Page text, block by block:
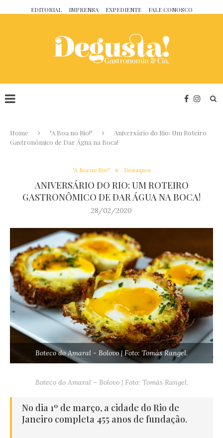
EDITORIAL IMPRENSA EXPEDIENTE FALE CONOSCO
Home "A Boa no Rio!"
Aniversário do Rio: Um Roteiro
Gastronômico de Dar Água na Boca!
"A Boa no Rio!" Destaques
ANIVERSÁRIO DO RIO: UM ROTEIRO
GASTRONÔMICO DE DAR ÁGUA NA BOCA!
28/02/2020
Boteco do Amaral - Bolovo | Foto: Tomás Rangel.
Boteco do Amaral – Bolovo | Foto: Tomás Rangel.
No dia 1º de março, a cidade do Rio de
Janeiro completa 455 anos de fundação.